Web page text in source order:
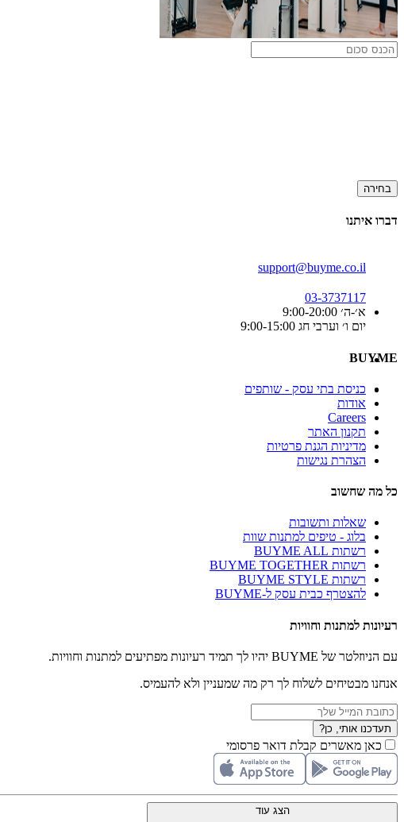
בחירה
דברו איתנו
support@buyme.co.il
03-3737117
א׳-ה׳ 9:00-20:00
יום ו׳ וערבי חג 9:00-15:00
BUYME
כניסת בתי עסק - שותפים
אודות
Careers
תקנון האתר
מדיניות הגנת פרטיות
הצהרת נגישות
כל מה שחשוב
שאלות ותשובות
בלוג - טיפים למתנות שוות
רשתות BUYME ALL
רשתות BUYME TOGETHER
רשתות BUYME STYLE
להצטרף כבית עסק ל-BUYME
רעיונות למתנות וחוויות
עם הניוזלטר של BUYME יהיו לך תמיד רעיונות מפתיעים למתנות וחוויות.
אנחנו מבטיחים לשלוח לך רק מה שמעניין ולא להעמיס.
תעדכנו אותי, כן?
כאן מאשרים קבלת דואר פרסומי
הצג עוד